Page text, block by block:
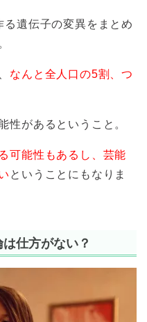
遺伝子の変異をまとめ
なんと全人口の5割、つ
性があるということ。
可能性もあるし、芸能
ということにもなりま
仕方がない？